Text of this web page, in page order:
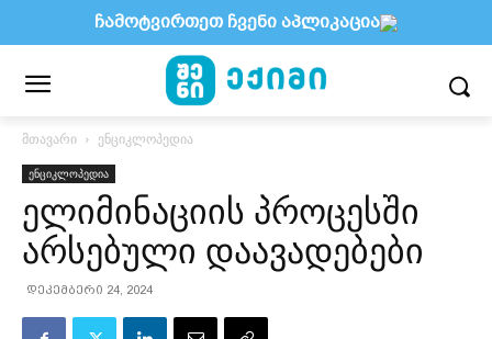
მთავარი ენციკლოპედია
ენციკლოპედია
ელიმინაციის პროცესში
არსებული დაავადებები
დეკემბერი 24, 2024
ჩამოტვირთეთ ჩვენი აპლიკაცია